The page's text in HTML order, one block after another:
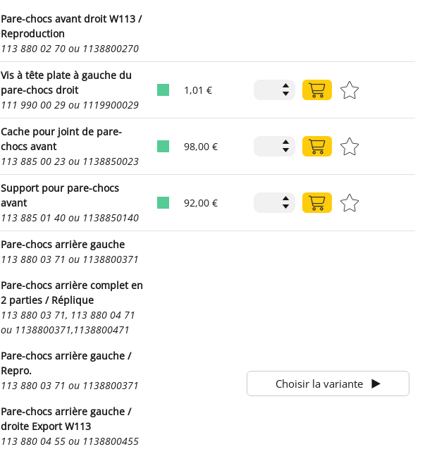
Pare-chocs avant droit W113 /
Reproduction
113 880 02 70 ou 1138800270
Vis à tête plate à gauche du
pare-chocs droit
111 990 00 29 ou 1119900029
1,01 €
Cache pour joint de pare-
chocs avant
113 885 00 23 ou 1138850023
98,00 €
Support pour pare-chocs
avant
113 885 01 40 ou 1138850140
92,00 €
Pare-chocs arrière gauche
113 880 03 71 ou 1138800371
Choisir la variante
Pare-chocs arrière complet en
2 parties / Réplique
113 880 03 71, 113 880 04 71
ou 1138800371,1138800471
Pare-chocs arrière gauche /
Repro.
113 880 03 71 ou 1138800371
Pare-chocs arrière gauche /
droite Export W113
113 880 04 55 ou 1138800455